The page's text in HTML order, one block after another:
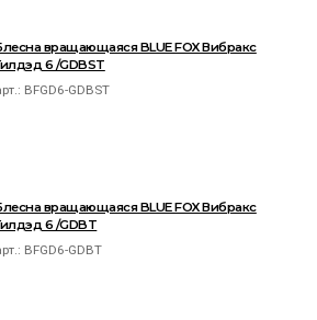
вращающаяся BLUE FOX Вибракс
6 /GDBST
BFGD6-GDBST
вращающаяся BLUE FOX Вибракс
6 /GDBT
BFGD6-GDBT